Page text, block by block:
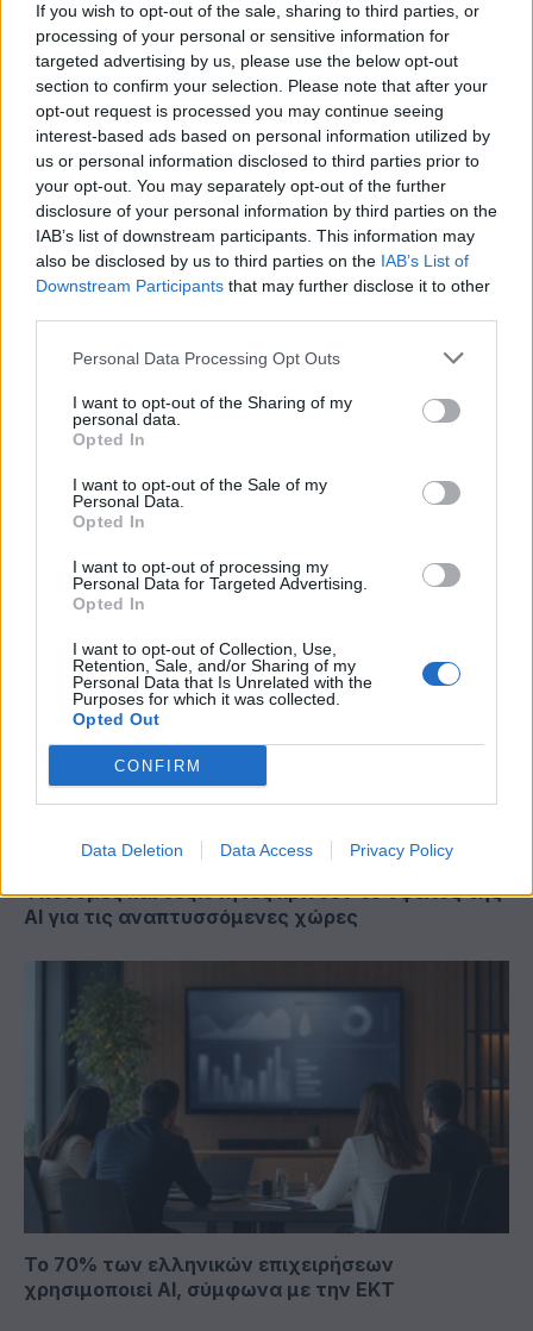
If you wish to opt-out of the sale, sharing to third parties, or
processing of your personal or sensitive information for
targeted advertising by us, please use the below opt-out
section to confirm your selection. Please note that after your
opt-out request is processed you may continue seeing
interest-based ads based on personal information utilized by
us or personal information disclosed to third parties prior to
your opt-out. You may separately opt-out of the further
disclosure of your personal information by third parties on the
IAB’s list of downstream participants. This information may
also be disclosed by us to third parties on the IAB’s List of
Downstream Participants that may further disclose it to other
Personal Data Processing Opt Outs
I want to opt-out of the Sharing of my
personal data.
Opted In
I want to opt-out of the Sale of my
Personal Data.
Opted In
I want to opt-out of processing my
Personal Data for Targeted Advertising.
Opted In
I want to opt-out of Collection, Use,
Retention, Sale, and/or Sharing of my
Personal Data that Is Unrelated with the
Purposes for which it was collected.
Opted Out
CONFIRM
Data Deletion Data Access Privacy Policy
Το BizNow.gr είναι αφιερωμένο στην
ενδυνάμωση των επιχειρήσεων, βάσει της
λογικής «Disruption in Action»
ΣΧΕΤΙΚΆ ΆΡΘΡΑ
Κατά 38,2% αυξήθηκαν οι κρατικές πιστώσεις
Υποδομές και δεξιότητες κρίνουν το όφελος της
AI για τις αναπτυσσόμενες χώρες
Το 70% των ελληνικών επιχειρήσεων
χρησιμοποιεί ΑΙ, σύμφωνα με την ΕΚΤ